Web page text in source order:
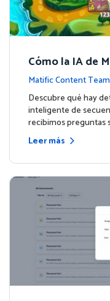
Cómo la IA de
rsonalizado en
Matific Content Team
Descubre qué hay
inteligente de
recibimos preguntas
Leer más